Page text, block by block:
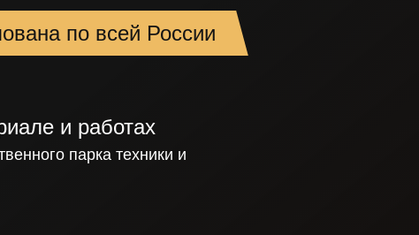
по всей России
и работах
парка техники и